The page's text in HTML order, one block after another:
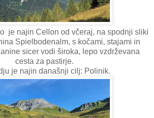
je najin Cellon od včeraj, na spodnji sliki
Spielbodenalm, s kočami, stajami in
sicer vodi široka, lepo vzdrževana
cesta za pastirje.
je najin današnji cilj: Polinik.